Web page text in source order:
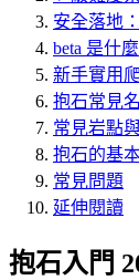
安全落地
beta 是什
新手實用
抱石常見
常見岩點
抱石的基
常見問題
延伸閱讀
抱石入門